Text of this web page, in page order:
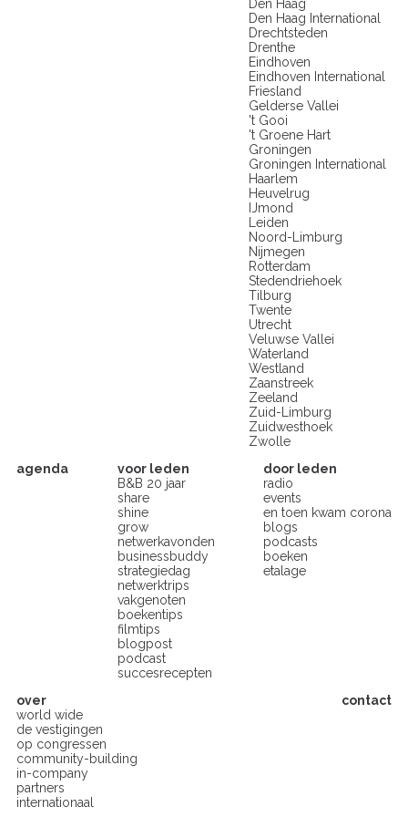
Den Haag
Den Haag International
Drechtsteden
Drenthe
Eindhoven
Eindhoven International
Friesland
Gelderse Vallei
't Gooi
't Groene Hart
Groningen
Groningen International
Haarlem
Heuvelrug
IJmond
Leiden
Noord-Limburg
Nijmegen
Rotterdam
Stedendriehoek
Tilburg
Twente
Utrecht
Veluwse Vallei
Waterland
Westland
Zaanstreek
Zeeland
Zuid-Limburg
Zuidwesthoek
Zwolle
agenda
voor leden
B&B 20 jaar
share
shine
grow
netwerkavonden
businessbuddy
strategiedag
netwerktrips
vakgenoten
boekentips
filmtips
blogpost
podcast
succesrecepten
door leden
radio
events
en toen kwam corona
blogs
podcasts
boeken
etalage
over
world wide
de vestigingen
op congressen
community-building
in-company
partners
internationaal
contact